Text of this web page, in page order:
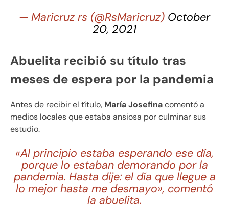
— Maricruz rs (@RsMaricruz) October
20, 2021
Abuelita recibió su título tras
meses de espera por la pandemia
Antes de recibir el título, María Josefinacomentó a
medios locales que estaba ansiosa por culminar sus
estudio.
«Al principio estaba esperando ese día,
porque lo estaban demorando por la
pandemia. Hasta dije: el día que llegue a
lo mejor hasta me desmayo», comentó
la abuelita.